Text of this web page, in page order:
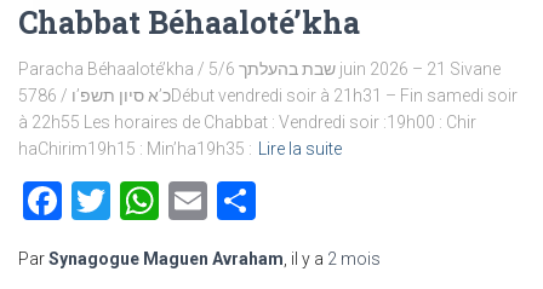
Chabbat Béhaaloté’kha
Paracha Béhaaloté’kha / שבת בהעלתך 5/6 juin 2026 – 21 Sivane
5786 / כ’א סיון תשפ’וDébut vendredi soir à 21h31 – Fin samedi soir
à 22h55 Les horaires de Chabbat : Vendredi soir :19h00 : Chir
haChirim19h15 : Min’ha19h35 : Lire la suite
Facebook
Twitter
WhatsApp
Email
ParSynagogue Maguen Avraham , il y a 2 mois